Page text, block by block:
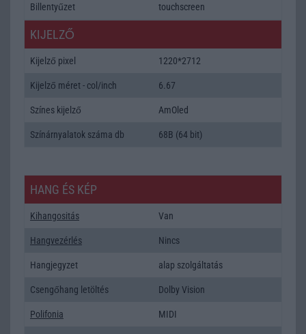
Billentyűzet touchscreen
KIJELZŐ
Kijelző pixel 1220*2712
Kijelző méret - col/inch 6.67
Színes kijelző AmOled
Színárnyalatok száma db 68B (64 bit)
HANG ÉS KÉP
Kihangositás Van
Hangvezérlés Nincs
Hangjegyzet alap szolgáltatás
Csengőhang letöltés Dolby Vision
Polifonia MIDI